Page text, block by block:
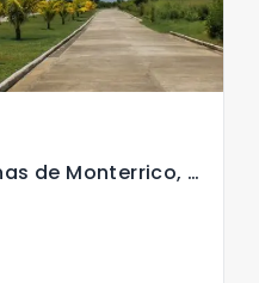
Terreno en Venta Lagunas de Monterrico, vía Taxisco